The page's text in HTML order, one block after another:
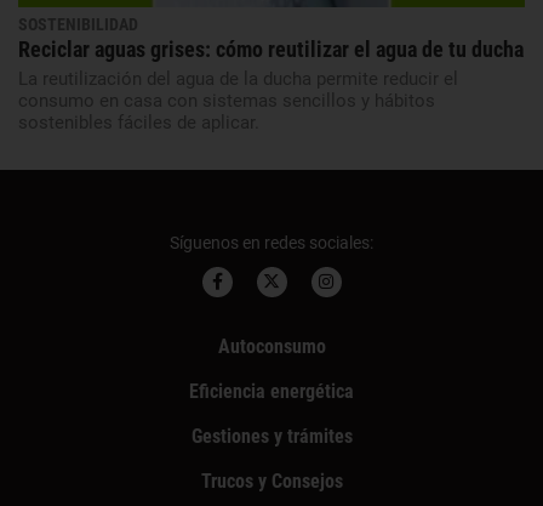
SOSTENIBILIDAD
Reciclar aguas grises: cómo reutilizar el agua de tu ducha
La reutilización del agua de la ducha permite reducir el
consumo en casa con sistemas sencillos y hábitos
sostenibles fáciles de aplicar.
Síguenos en redes sociales:
Autoconsumo
Eficiencia energética
Gestiones y trámites
Trucos y Consejos